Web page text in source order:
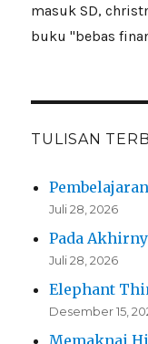
masuk SD,
buku "bebas
TULISAN
Juli 28, 2026
Pada
Juli 28, 2026
Elephant
Desember 15,
Memaknai